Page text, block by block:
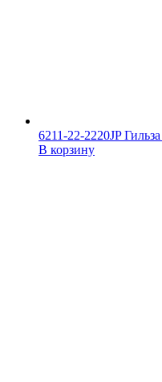
6211-22-2220JP Гильза
В корзину